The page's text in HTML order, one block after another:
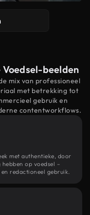
beelden
mix van professioneel
met betrekking tot
gebruik en
contentworkflows.
met authentieke, door
op voedsel –
redactioneel gebruik.